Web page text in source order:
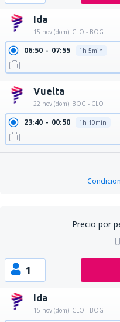
Ida
15 nov (dom) CLO - BOG
06:50 07:55 1h 5min
Vuelta
22 nov (dom) BOG - CLO
23:40 00:50 1h 10min
Precio por
1
Ida
15 nov (dom) CLO - BOG